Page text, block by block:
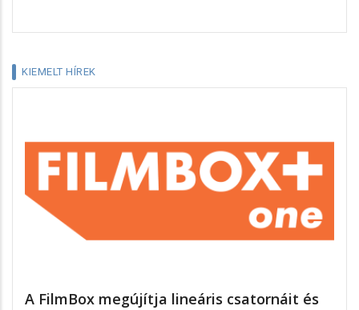
KIEMELT HÍREK
A FilmBox megújítja lineáris csatornáit és